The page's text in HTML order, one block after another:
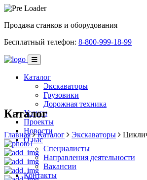
Продажа станков и оборудования
Бесплатный телефон: 8-800-999-18-99
Каталог
Экскаваторы
Грузовики
Дорожная техника
Услуги
Проекты
Новости
О нас
Специалисты
Направления деятельности
Вакансии
Контакты
Каталог
Главная Каталог Экскаваторы